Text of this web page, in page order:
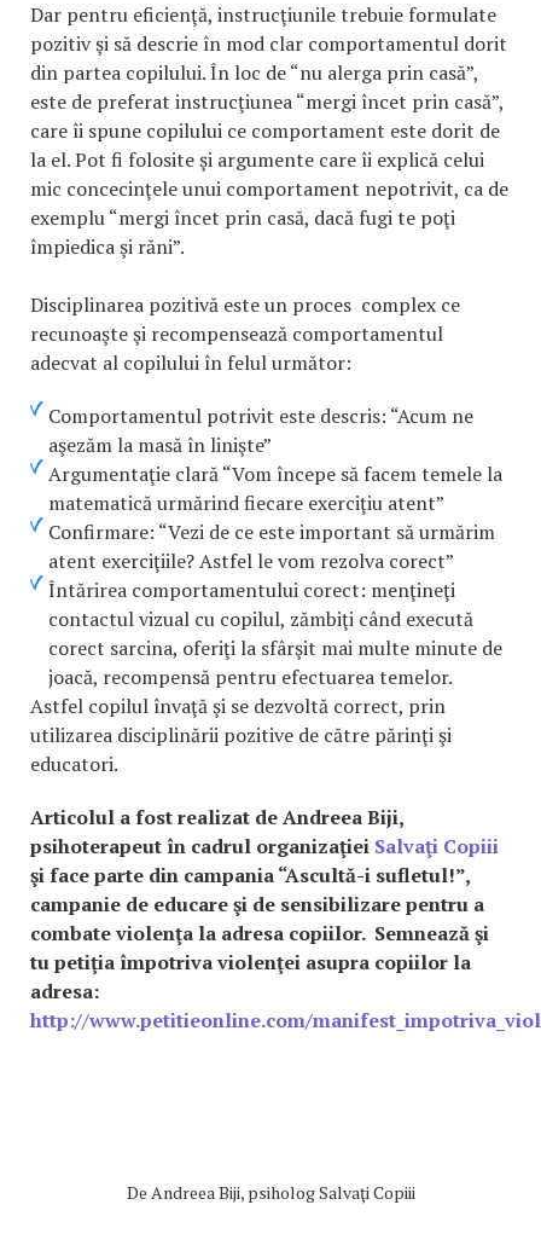
Dar pentru eficienţă, instrucţiunile trebuie formulate
pozitiv şi să descrie în mod clar comportamentul dorit
din partea copilului. În loc de “nu alerga prin casă”,
este de preferat instrucţiunea “mergi încet prin casă”,
care îi spune copilului ce comportament este dorit de
la el. Pot fi folosite şi argumente care îi explică celui
mic concecinţele unui comportament nepotrivit, ca de
exemplu “mergi încet prin casă, dacă fugi te poţi
împiedica şi răni”.
Disciplinarea pozitivă este un proces complex ce
recunoaşte şi recompensează comportamentul
adecvat al copilului în felul următor:
Comportamentul potrivit este descris: “Acum ne
aşezăm la masă în linişte”
Argumentaţie clară “Vom începe să facem temele la
matematică urmărind fiecare exerciţiu atent”
Confirmare: “Vezi de ce este important să urmărim
atent exerciţiile? Astfel le vom rezolva corect”
Întărirea comportamentului corect: menţineţi
contactul vizual cu copilul, zămbiţi când execută
corect sarcina, oferiţi la sfârşit mai multe minute de
joacă, recompensă pentru efectuarea temelor.
Astfel copilul învaţă şi se dezvoltă correct, prin
utilizarea disciplinării pozitive de către părinţi şi
educatori.
Articolul a fost realizat de Andreea Biji,
psihoterapeut în cadrul organizaţiei Salvaţi Copiii
şi face parte din campania “Ascultă-i sufletul!”,
campanie de educare şi de sensibilizare pentru a
combate violenţa la adresa copiilor. Semnează şi
tu petiţia împotriva violenţei asupra copiilor la
adresa:
http://www.petitieonline.com/
De Andreea Biji, psiholog Salvaţi Copiii